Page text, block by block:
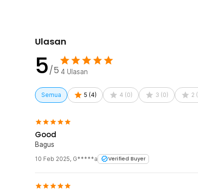
Ulasan
5/5 4 Ulasan
Semua 5 (4) 4 (0) 3 (0) 2 (
Good
Bagus
10 Feb 2025, G*****a Verified Buyer